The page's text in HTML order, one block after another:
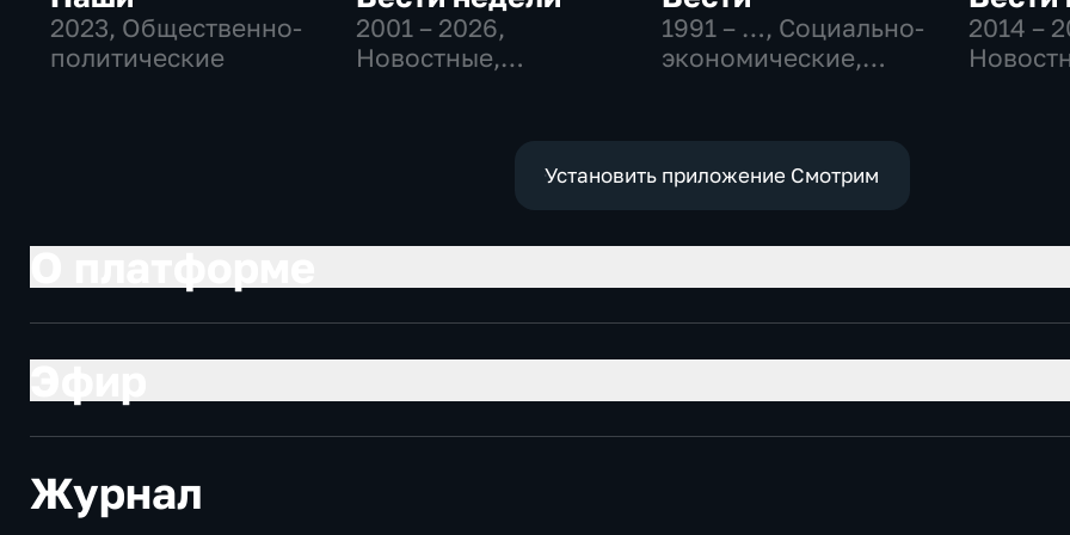
2023, Общественно-
политические
2001 – 2026,
Новостные,
1991 – …, Социально-
экономические,
2014 –
Установить приложение Смотрим
Журнал